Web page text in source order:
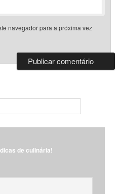
navegador para a próxima vez
de culinária!